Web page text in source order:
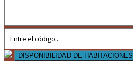
DISPONIBILIDAD DE HABITACIONES